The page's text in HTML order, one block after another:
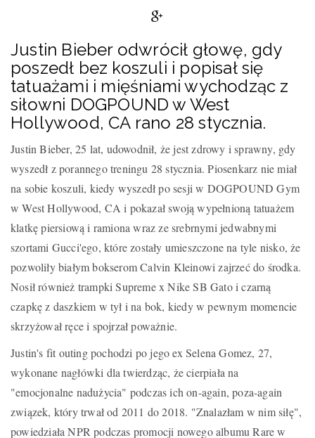
Justin Bieber odwrócił głowę, gdy
poszedł bez koszuli i popisał się
tatuażami i mięśniami wychodząc z
siłowni DOGPOUND w West
Hollywood, CA rano 28 stycznia.
Justin Bieber, 25 lat, udowodnił, że jest zdrowy i sprawny, gdy
wyszedł z porannego treningu 28 stycznia. Piosenkarz nie miał
na sobie koszuli, kiedy wyszedł po sesji w DOGPOUND Gym
w West Hollywood, CA i pokazał swoją wypełnioną tatuażem
klatkę piersiową i ramiona wraz ze srebrnymi jedwabnymi
szortami Gucci'ego, które zostały umieszczone na tyle nisko, że
pozwoliły białym bokserom Calvin Kleinowi zajrzeć do środka.
Nosił również trampki Supreme x Nike SB Gato i czarną
czapkę z daszkiem w tył i na bok, kiedy w pewnym momencie
skrzyżował ręce i spojrzał poważnie.
Justin's fit outing pochodzi po jego ex Selena Gomez, 27,
wykonane nagłówki dla twierdząc, że cierpiała na
"emocjonalne nadużycia" podczas ich on-again, poza-again
związek, który trwał od 2011 do 2018. "Znalazłam w nim siłę",
powiedziała NPR podczas promocji nowego albumu Rare w